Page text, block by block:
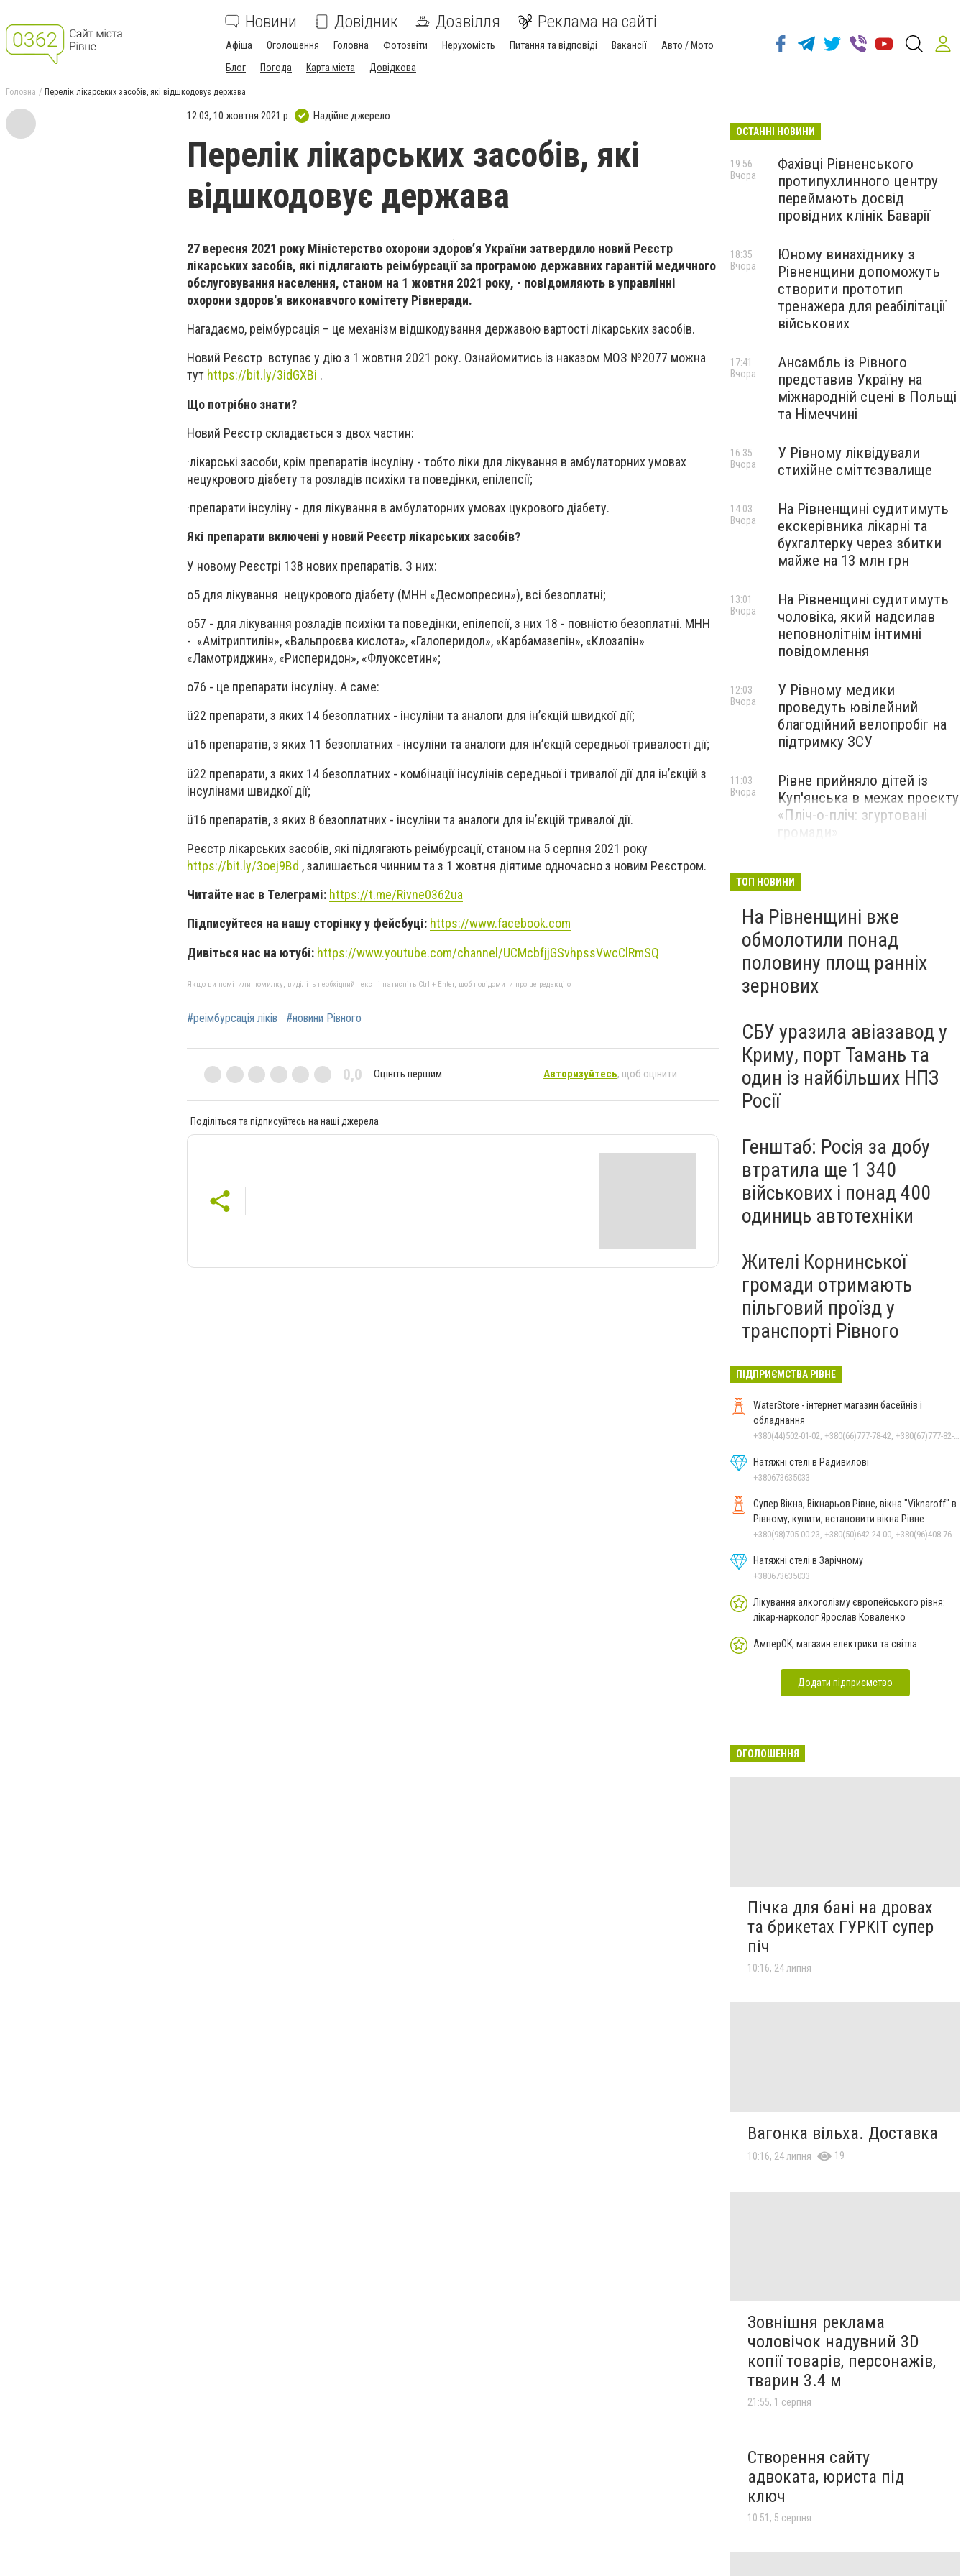
Новини Довідник Дозвілля Реклама на сайті
Афіша Оголошення Головна Фотозвіти Нерухомість Питання та відповіді Вакансії
Авто / Мото
Блог
Погода Карта міста Довідкова
Головна Перелік лікарських засобів, які відшкодовує держава
12:03, 10 жовтня 2021 р. Надійне джерело
Перелік лікарських засобів, які
відшкодовує держава
27 вересня 2021 року Міністерство охорони здоров’я України затвердило новий Реєстр
лікарських засобів, які підлягають реімбурсації за програмою державних гарантій медичного
обслуговування населення, станом на 1 жовтня 2021 року, - повідомляють в управлінні
охорони здоров'я виконавчого комітету Рівнеради.
Нагадаємо, реімбурсація – це механізм відшкодування державою вартості лікарських засобів.
Новий Реєстр вступає у дію з 1 жовтня 2021 року. Ознайомитись із наказом МОЗ №2077 можна
тут https://bit.ly/3idGXBi .
Що потрібно знати?
Новий Реєстр складається з двох частин:
·лікарські засоби, крім препаратів інсуліну - тобто ліки для лікування в амбулаторних умовах
нецукрового діабету та розладів психіки та поведінки, епілепсії;
·препарати інсуліну - для лікування в амбулаторних умовах цукрового діабету.
Які препарати включені у новий Реєстр лікарських засобів?
У новому Реєстрі 138 нових препаратів. З них:
o5 для лікування нецукрового діабету (МНН «Десмопресин»), всі безоплатні;
o57 - для лікування розладів психіки та поведінки, епілепсії, з них 18 - повністю безоплатні. МНН
- «Амітриптилін», «Вальпроєва кислота», «Галоперидол», «Карбамазепін», «Клозапін»
«Ламотриджин», «Рисперидон», «Флуоксетин»;
o76 - це препарати інсуліну. А саме:
ü22 препарати, з яких 14 безоплатних - інсуліни та аналоги для ін’єкцій швидкої дії;
ü16 препаратів, з яких 11 безоплатних - інсуліни та аналоги для ін’єкцій середньої тривалості дії;
ü22 препарати, з яких 14 безоплатних - комбінації інсулінів середньої і тривалої дії для ін’єкцій з
інсулінами швидкої дії;
ü16 препаратів, з яких 8 безоплатних - інсуліни та аналоги для ін’єкцій тривалої дії.
Реєстр лікарських засобів, які підлягають реімбурсації, станом на 5 серпня 2021 року
https://bit.ly/3oej9Bd , залишається чинним та з 1 жовтня діятиме одночасно з новим Реєстром.
Читайте нас в Телеграмі: https://t.me/Rivne0362ua
Підписуйтеся на нашу сторінку у фейсбуці: https://www.facebook.com
Дивіться нас на ютубі: https://www.youtube.com/channel/UCMcbfjjGSvhpssVwcClRmSQ
Якщо ви помітили помилку, виділіть необхідний текст і натисніть Ctrl + Enter, щоб повідомити про це редакцію
#реімбурсація ліків #новини Рівного
0,0 Оцініть першим Авторизуйтесь, щоб оцінити
Поділіться та підписуйтесь на наші джерела
ОСТАННІ НОВИНИ
Фахівці Рівненського
протипухлинного центру
переймають досвід
провідних клінік Баварії
19:56
Вчора
Юному винахіднику з
Рівненщини допоможуть
створити прототип
тренажера для реабілітації
військових
18:35
Вчора
Ансамбль із Рівного
представив Україну на
міжнародній сцені в Польщі
та Німеччині
17:41
Вчора
У Рівному ліквідували
стихійне сміттєзвалище
16:35
Вчора
На Рівненщині судитимуть
екскерівника лікарні та
бухгалтерку через збитки
майже на 13 млн грн
14:03
Вчора
На Рівненщині судитимуть
чоловіка, який надсилав
неповнолітнім інтимні
повідомлення
13:01
Вчора
У Рівному медики
проведуть ювілейний
благодійний велопробіг на
підтримку ЗСУ
12:03
Вчора
Рівне прийняло дітей із
Куп'янська в межах проєкту
«Пліч-о-пліч: згуртовані
11:03
Вчора
ТОП НОВИНИ
На Рівненщині вже
обмолотили понад
половину площ ранніх
зернових
СБУ уразила авіазавод у
Криму, порт Тамань та
один із найбільших НПЗ
Росії
Генштаб: Росія за добу
втратила ще 1 340
військових і понад 400
одиниць автотехніки
Жителі Корнинської
громади отримають
пільговий проїзд у
транспорті Рівного
ПІДПРИЄМСТВА РІВНЕ
WaterStore - інтернет магазин басейнів і
обладнання
+380(44)502-01-02, +380(66)777-78-42, +380(67)777-82-19, +380(67)890-80-80, +380(73)890-80-80, +380(44)502-01-03
Натяжні стелі в Радивилові
+380673635033
Супер Вікна, Вікнарьов Рівне, вікна "Viknaroff" в
Рівному, купити, встановити вікна Рівне
+380(98)705-00-23, +380(50)642-24-00, +380(96)408-76-50, +380(36)240-00-23
Натяжні стелі в Зарічному
+380673635033
Лікування алкоголізму європейського рівня:
лікар-нарколог Ярослав Коваленко
АмперОК, магазин електрики та світла
Додати підприємство
ОГОЛОШЕННЯ
Пічка для бані на дровах
та брикетах ГУРКІТ супер
піч
10:16, 24 липня
Вагонка вільха. Доставка
10:16, 24 липня 19
Зовнішня реклама
чоловічок надувний 3D
копії товарів, персонажів,
тварин 3.4 м
21:55, 1 серпня
Створення сайту
адвоката, юриста під
ключ
10:51, 5 серпня